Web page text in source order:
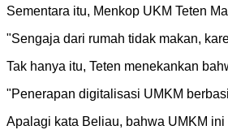
Sementara itu, Menkop UKM Teten
"Sengaja dari rumah tidak makan,
Tak hanya itu, Teten menekankan
"Penerapan digitalisasi UMKM
Apalagi kata Beliau, bahwa UMKM ini